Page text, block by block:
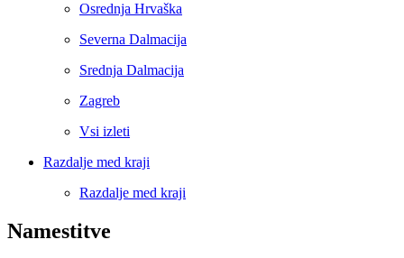
Osrednja Hrvaška
Severna Dalmacija
Srednja Dalmacija
Zagreb
Vsi izleti
Razdalje med kraji
Razdalje med kraji
Namestitve